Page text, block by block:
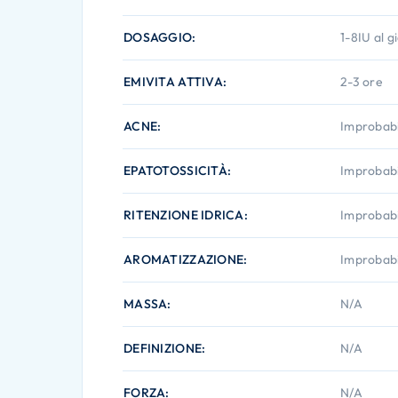
DOSAGGIO 1-8IU al
EMIVITA ATTIVA 2-3 ore
ACNE
EPATOTOSSICITÀ
RITENZIONE IDRICA
AROMATIZZAZIONE
MASSA N/A
DEFINIZIONE N/A
FORZA N/A